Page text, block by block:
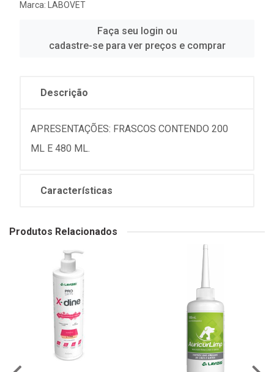
Marca:
LABOVET
Faça seu login ou
cadastre-se para ver preços e comprar
Descrição
APRESENTAÇÕES: FRASCOS CONTENDO 200
ML E 480 ML.
Características
Produtos Relacionados